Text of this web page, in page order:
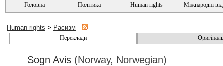
Головна Політика Human rights Міжнародні
Human rights > Расизм
Переклади
Sogn Avis (Norway, Norwegian)